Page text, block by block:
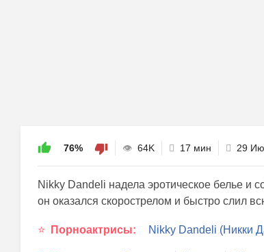
76% 64K 17 мин 29
Nikky Dandeli надела эротическое белье и
он оказался скорострелом и быстро слил
Порноактрисы: Nikky Dandeli (Никки